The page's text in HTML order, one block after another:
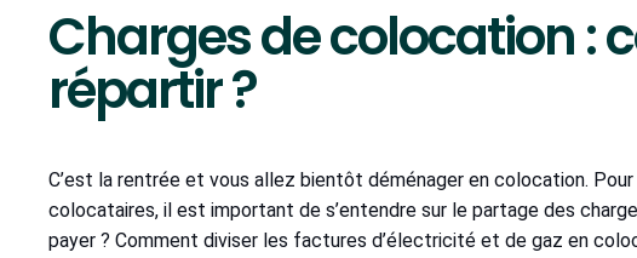
Charges de colocation :
répartir ?
C’est la rentrée et vous allez bientôt déménager en colocation.
colocataires, il est important de s’entendre sur le partage des
payer ? Comment diviser les factures d’électricité et de gaz en